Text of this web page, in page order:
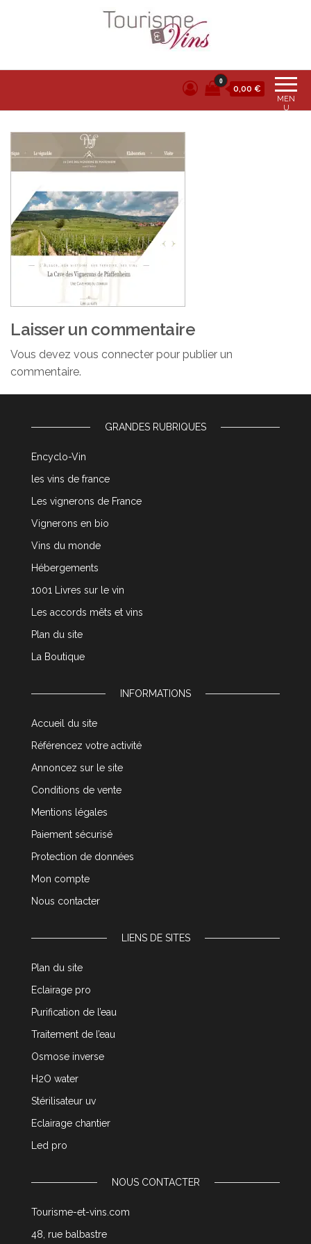
Tourisme et vins
MEN
U
0
0,00 €
Laisser un commentaire
Vous devez vous connecter pour publier un
commentaire.
GRANDES RUBRIQUES
Encyclo-Vin
les vins de france
Les vignerons de France
Vignerons en bio
Vins du monde
Hébergements
1001 Livres sur le vin
Les accords mêts et vins
Plan du site
La Boutique
INFORMATIONS
Accueil du site
Référencez votre activité
Annoncez sur le site
Conditions de vente
Mentions légales
Paiement sécurisé
Protection de données
Mon compte
Nous contacter
LIENS DE SITES
Plan du site
Eclairage pro
Purification de l’eau
Traitement de l’eau
Osmose inverse
H2O water
Stérilisateur uv
Eclairage chantier
Led pro
NOUS CONTACTER
Tourisme-et-vins.com
48, rue balbastre